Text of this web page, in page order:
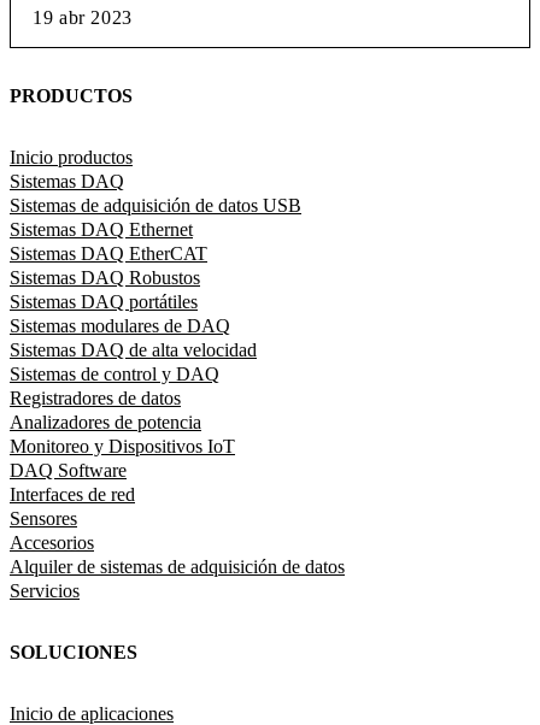
19 abr 2023
PRODUCTOS
Inicio productos
Sistemas DAQ
Sistemas de adquisición de datos USB
Sistemas DAQ Ethernet
Sistemas DAQ EtherCAT
Sistemas DAQ Robustos
Sistemas DAQ portátiles
Sistemas modulares de DAQ
Sistemas DAQ de alta velocidad
Sistemas de control y DAQ
Registradores de datos
Analizadores de potencia
Monitoreo y Dispositivos IoT
DAQ Software
Interfaces de red
Sensores
Accesorios
Alquiler de sistemas de adquisición de datos
Servicios
SOLUCIONES
Inicio de aplicaciones